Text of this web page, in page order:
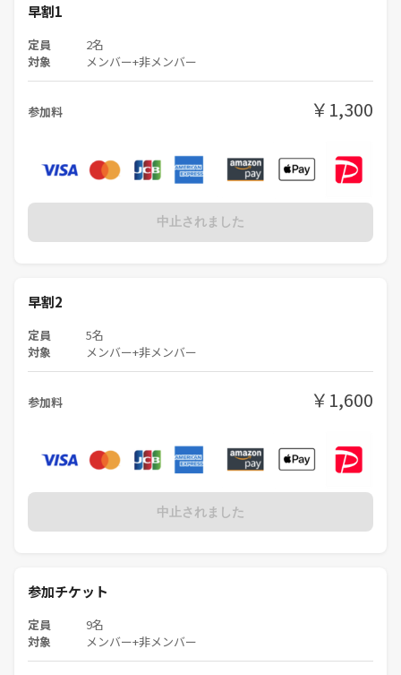
早割1
定員 2名
対象 メンバー+非メンバー
参加料 ￥1,300
中止されました
早割2
定員 5名
対象
メンバー+非メンバー
参加料 ￥1,600
中止されました
参加チケット
定員 9名
対象 メンバー+非メンバー